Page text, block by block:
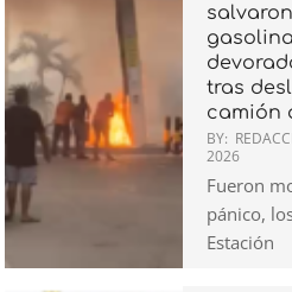
tras
camión
BY:
2026
Fueron
pánico,
Estación